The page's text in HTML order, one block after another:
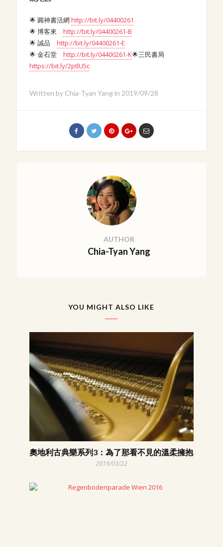
🌟圓神書活網http://bit.ly/04400261
🌟博客來 http://bit.ly/04400261-B
🌟誠品 http://bit.ly/04400261-E
🌟金石堂 http://bit.ly/04400261-K🌟三民書局
https://bit.ly/2ptlU5c
Written by Chia-Tyan Yang in 2019/09/28
AUTHOR
Chia-Tyan Yang
YOU MIGHT ALSO LIKE
奧地利古典樂系列3：為了那看不見的溫柔擁抱
2019/03/22